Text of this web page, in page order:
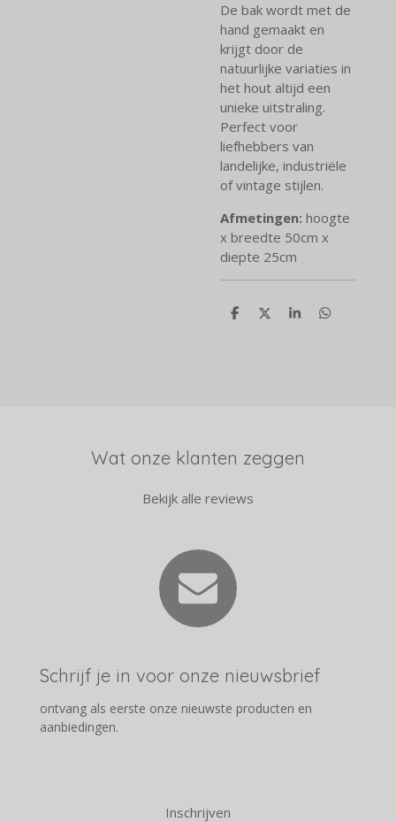
De bak wordt met de
hand gemaakt en
krijgt door de
natuurlijke variaties in
het hout altijd een
unieke uitstraling.
Perfect voor
liefhebbers van
landelijke, industriële
of vintage stijlen.
Afmetingen: hoogte
x breedte 50cm x
diepte 25cm
D
D
S
D
Wat onze klanten zeggen
Bekijk alle reviews
Schrijf je in voor onze nieuwsbrief
ontvang als eerste onze nieuwste producten en
aanbiedingen.
Inschrijven